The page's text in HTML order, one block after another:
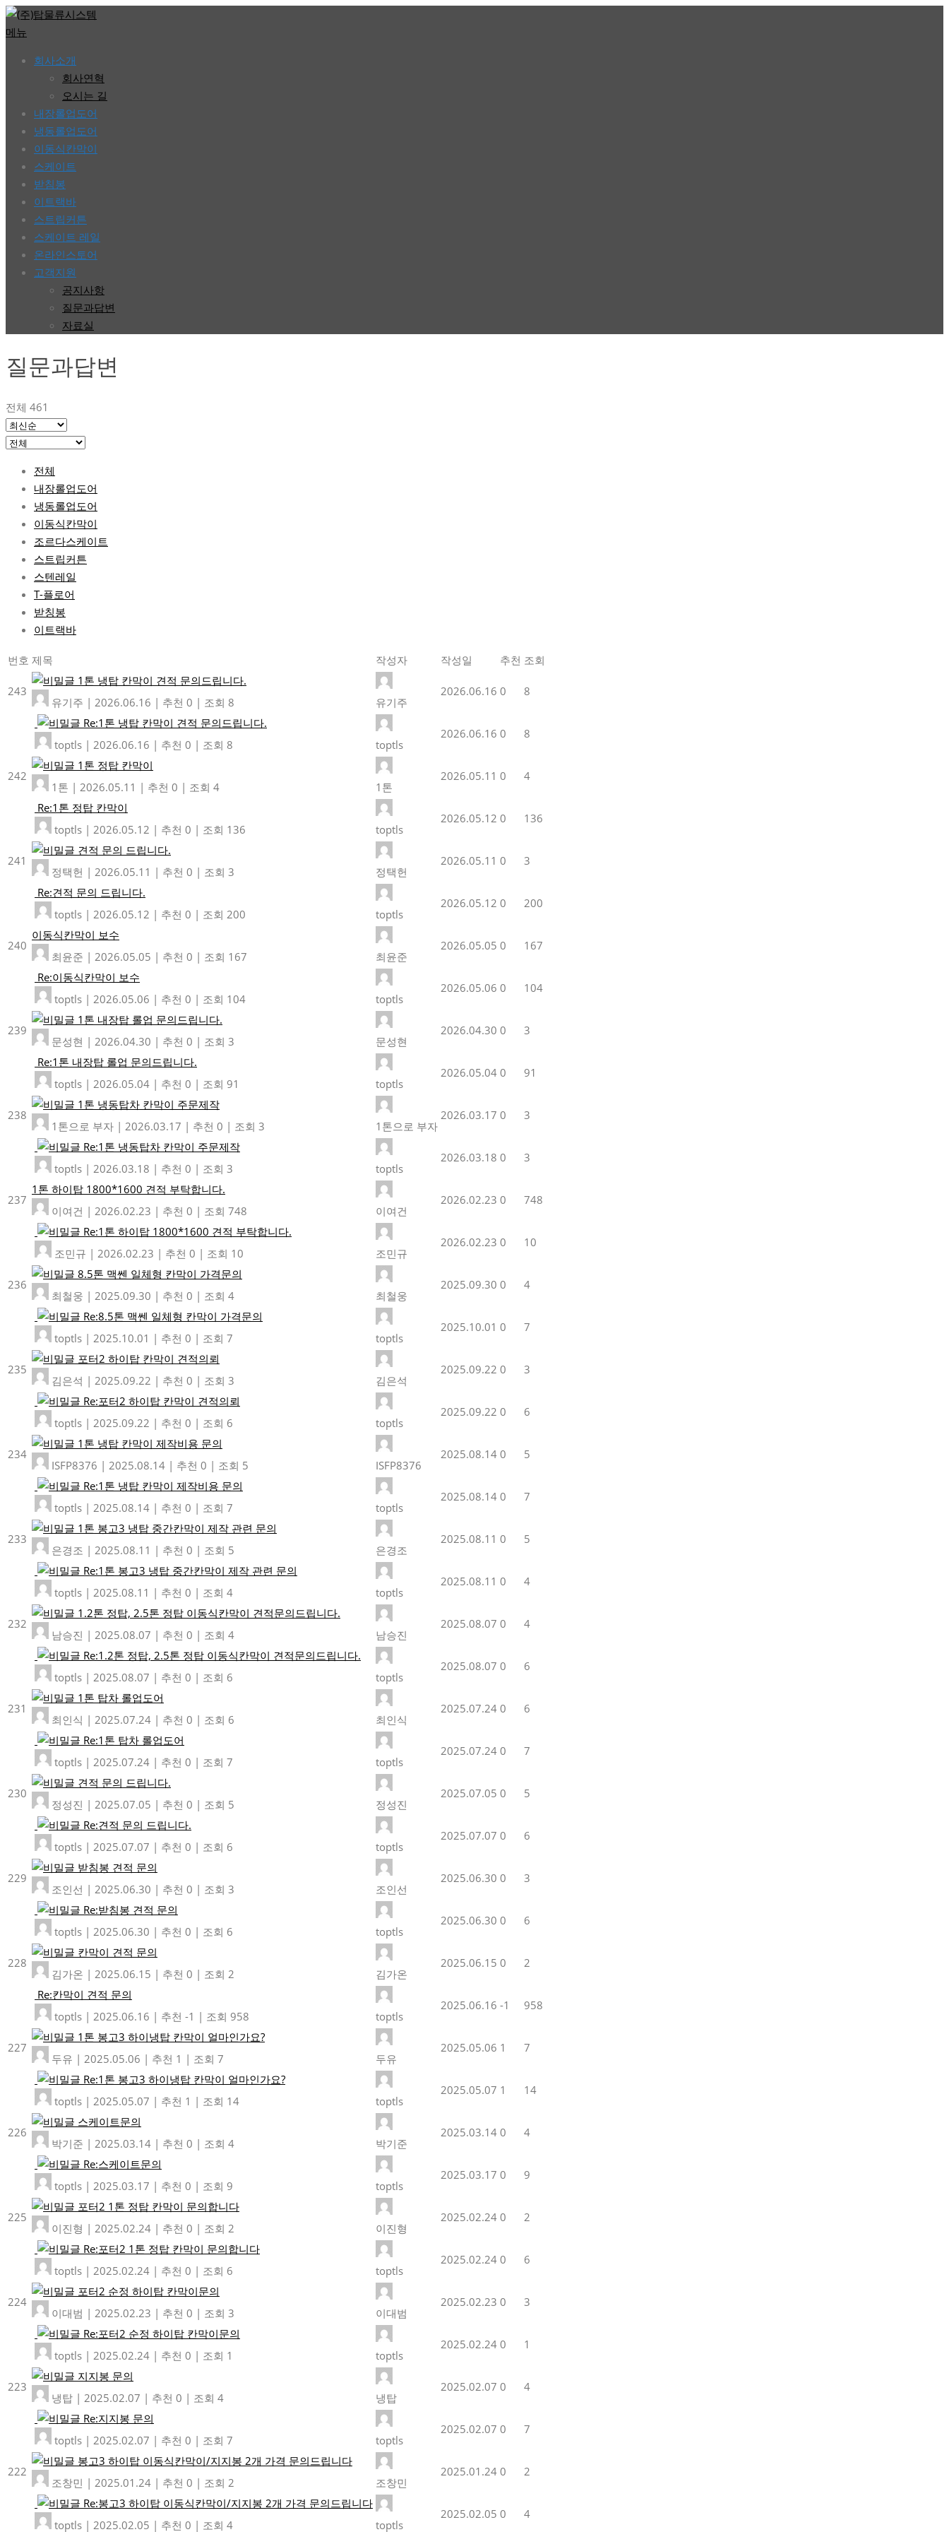
콘
텐
메뉴
회사소개
회사연혁
오시는 길
내장롤업도어
냉동롤업도어
이동식칸막이
스케이트
받침봉
이트랙바
스트립커튼
스케이트 레일
온라인스토어
고객지원
공지사항
질문과답변
자료실
질문과답변
전체 461
전체
내장롤업도어
냉동롤업도어
이동식칸막이
조르다스케이트
스트립커튼
스텐레일
T-플로어
받칭봉
이트랙바
번호 제목 작성자 작성일 추천 조회
243
1톤 냉탑 칸막이 견적 문의드립니다.
유기주 | 2026.06.16 | 추천 0 | 조회 8 유기주
2026.06.16 0 8
Re:1톤 냉탑 칸막이 견적 문의드립니다.
toptls | 2026.06.16 | 추천 0 | 조회 8 toptls
2026.06.16 0 8
242
1톤 정탑 칸막이
1톤 | 2026.05.11 | 추천 0 | 조회 4 1톤
2026.05.11 0 4
Re:1톤 정탑 칸막이
toptls | 2026.05.12 | 추천 0 | 조회 136 toptls
2026.05.12 0 136
241
견적 문의 드립니다.
정택헌 | 2026.05.11 | 추천 0 | 조회 3 정택헌
2026.05.11 0 3
Re:견적 문의 드립니다.
toptls | 2026.05.12 | 추천 0 | 조회 200 toptls
2026.05.12 0 200
240
이동식칸막이 보수
최윤준 | 2026.05.05 | 추천 0 | 조회 167 최윤준
2026.05.05 0 167
Re:이동식칸막이 보수
toptls | 2026.05.06 | 추천 0 | 조회 104 toptls
2026.05.06 0 104
239
1톤 내장탑 롤업 문의드립니다.
문성현 | 2026.04.30 | 추천 0 | 조회 3 문성현
2026.04.30 0 3
Re:1톤 내장탑 롤업 문의드립니다.
toptls | 2026.05.04 | 추천 0 | 조회 91 toptls
2026.05.04 0 91
238
1톤 냉동탑차 칸막이 주문제작
1톤으로 부자 | 2026.03.17 | 추천 0 | 조회 3 1톤으로 부자
2026.03.17 0 3
Re:1톤 냉동탑차 칸막이 주문제작
toptls | 2026.03.18 | 추천 0 | 조회 3 toptls
2026.03.18 0 3
237
1톤 하이탑 1800*1600 견적 부탁합니다.
이여건 | 2026.02.23 | 추천 0 | 조회 748 이여건
2026.02.23 0 748
Re:1톤 하이탑 1800*1600 견적 부탁합니다.
조민규 | 2026.02.23 | 추천 0 | 조회 10 조민규
2026.02.23 0 10
236
8.5톤 맥쎈 일체형 칸막이 가격문의
최철웅 | 2025.09.30 | 추천 0 | 조회 4 최철웅
2025.09.30 0 4
Re:8.5톤 맥쎈 일체형 칸막이 가격문의
toptls | 2025.10.01 | 추천 0 | 조회 7 toptls
2025.10.01 0 7
235
포터2 하이탑 칸막이 견적의뢰
김은석 | 2025.09.22 | 추천 0 | 조회 3 김은석
2025.09.22 0 3
Re:포터2 하이탑 칸막이 견적의뢰
toptls | 2025.09.22 | 추천 0 | 조회 6 toptls
2025.09.22 0 6
234
1톤 냉탑 칸막이 제작비용 문의
ISFP8376 | 2025.08.14 | 추천 0 | 조회 5 ISFP8376
2025.08.14 0 5
Re:1톤 냉탑 칸막이 제작비용 문의
toptls | 2025.08.14 | 추천 0 | 조회 7 toptls
2025.08.14 0 7
233
1톤 봉고3 냉탑 중간칸막이 제작 관련 문의
은경조 | 2025.08.11 | 추천 0 | 조회 5 은경조
2025.08.11 0 5
Re:1톤 봉고3 냉탑 중간칸막이 제작 관련 문의
toptls | 2025.08.11 | 추천 0 | 조회 4 toptls
2025.08.11 0 4
232
1.2톤 정탑, 2.5톤 정탑 이동식칸막이 견적문의드립니다.
남승진 | 2025.08.07 | 추천 0 | 조회 4 남승진
2025.08.07 0 4
Re:1.2톤 정탑, 2.5톤 정탑 이동식칸막이 견적문의드립니다.
toptls | 2025.08.07 | 추천 0 | 조회 6 toptls
2025.08.07 0 6
231
1톤 탑차 롤업도어
최인식 | 2025.07.24 | 추천 0 | 조회 6 최인식
2025.07.24 0 6
Re:1톤 탑차 롤업도어
toptls | 2025.07.24 | 추천 0 | 조회 7 toptls
2025.07.24 0 7
230
견적 문의 드립니다.
정성진 | 2025.07.05 | 추천 0 | 조회 5 정성진
2025.07.05 0 5
Re:견적 문의 드립니다.
toptls | 2025.07.07 | 추천 0 | 조회 6 toptls
2025.07.07 0 6
229
받침봉 견적 문의
조인선 | 2025.06.30 | 추천 0 | 조회 3 조인선
2025.06.30 0 3
Re:받침봉 견적 문의
toptls | 2025.06.30 | 추천 0 | 조회 6 toptls
2025.06.30 0 6
228
칸막이 견적 문의
김가온 | 2025.06.15 | 추천 0 | 조회 2 김가온
2025.06.15 0 2
Re:칸막이 견적 문의
toptls | 2025.06.16 | 추천 -1 | 조회 958 toptls
2025.06.16 -1 958
227
1톤 봉고3 하이냉탑 칸막이 얼마인가요?
두유 | 2025.05.06 | 추천 1 | 조회 7 두유
2025.05.06 1 7
Re:1톤 봉고3 하이냉탑 칸막이 얼마인가요?
toptls | 2025.05.07 | 추천 1 | 조회 14 toptls
2025.05.07 1 14
226
스케이트문의
박기준 | 2025.03.14 | 추천 0 | 조회 4 박기준
2025.03.14 0 4
Re:스케이트문의
toptls | 2025.03.17 | 추천 0 | 조회 9 toptls
2025.03.17 0 9
225
포터2 1톤 정탑 칸막이 문의합니다
이진형 | 2025.02.24 | 추천 0 | 조회 2 이진형
2025.02.24 0 2
Re:포터2 1톤 정탑 칸막이 문의합니다
toptls | 2025.02.24 | 추천 0 | 조회 6 toptls
2025.02.24 0 6
224
포터2 순정 하이탑 칸막이문의
이대범 | 2025.02.23 | 추천 0 | 조회 3 이대범
2025.02.23 0 3
Re:포터2 순정 하이탑 칸막이문의
toptls | 2025.02.24 | 추천 0 | 조회 1 toptls
2025.02.24 0 1
223
지지봉 문의
냉탑 | 2025.02.07 | 추천 0 | 조회 4 냉탑
2025.02.07 0 4
Re:지지봉 문의
toptls | 2025.02.07 | 추천 0 | 조회 7 toptls
2025.02.07 0 7
222
봉고3 하이탑 이동식칸막이/지지봉 2개 가격 문의드립니다
조창민 | 2025.01.24 | 추천 0 | 조회 2 조창민
2025.01.24 0 2
Re:봉고3 하이탑 이동식칸막이/지지봉 2개 가격 문의드립니다
toptls | 2025.02.05 | 추천 0 | 조회 4 toptls
2025.02.05 0 4